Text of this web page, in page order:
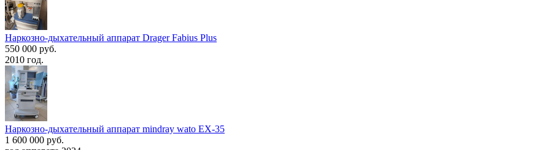
Наркозно-дыхательный аппарат Drager Fabius Plus
550 000 руб.
2010 год.
Наркозно-дыхательный аппарат mindray wato EX-35
1 600 000 руб.